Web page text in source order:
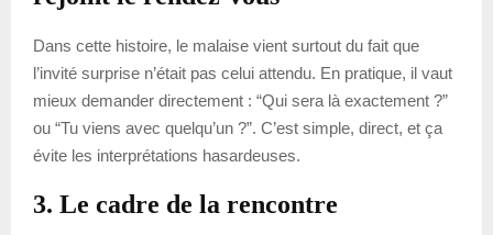
Dans cette histoire, le malaise vient surtout du fait que
l’invité surprise n’était pas celui attendu. En pratique, il vaut
mieux demander directement : “Qui sera là exactement ?”
ou “Tu viens avec quelqu’un ?”. C’est simple, direct, et ça
évite les interprétations hasardeuses.
3. Le cadre de la rencontre